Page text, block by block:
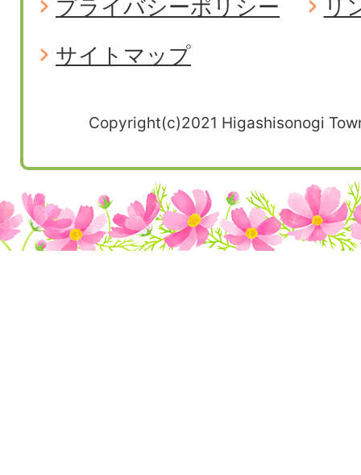
プライバシーポリシー
リ
サイトマップ
Copyright(c)2021 Higashisonogi